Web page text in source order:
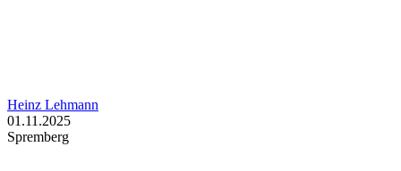
Heinz Lehmann
01.11.2025
Spremberg